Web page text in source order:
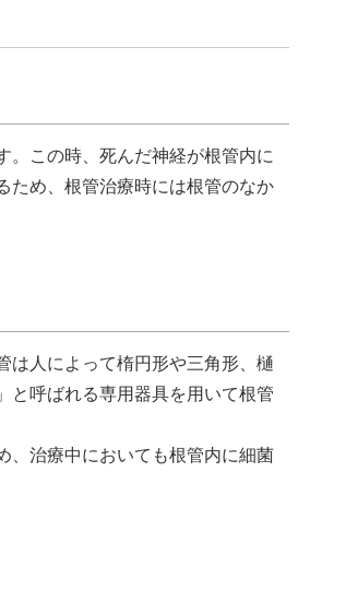
。この時、死んだ神経が根管内に
ため、根管治療時には根管のなか
は人によって楕円形や三角形、樋
と呼ばれる専用器具を用いて根管
、治療中においても根管内に細菌